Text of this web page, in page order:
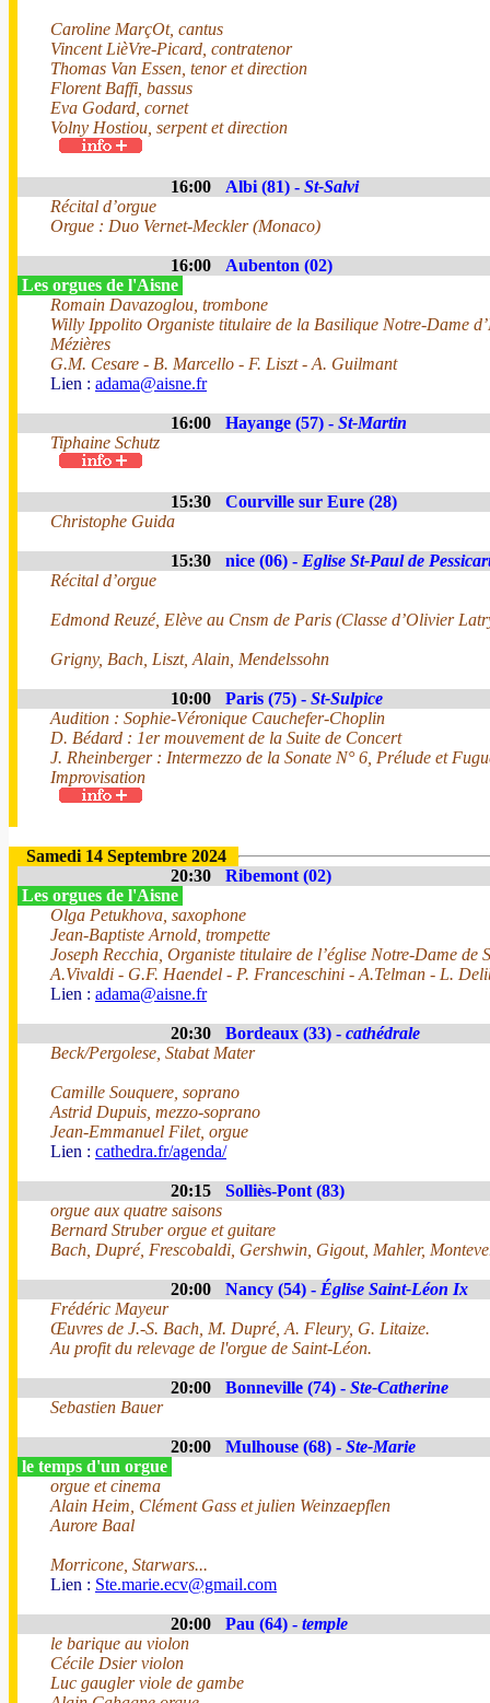
Caroline MarçOt, cantus
Vincent LièVre-Picard, contratenor
Thomas Van Essen, tenor et direction
Florent Baffi, bassus
Eva Godard, cornet
Volny Hostiou, serpent et direction
16:00 Albi (81) - St-Salvi
Récital d’orgue
Orgue : Duo Vernet-Meckler (Monaco)
16:00
Aubenton (02)
Les orgues de l'Aisne
Romain Davazoglou, trombone
Willy Ippolito Organiste titulaire de la Basilique Notre-Dame
Mézières
G.M. Cesare - B. Marcello - F. Liszt - A. Guilmant
Lien : adama@aisne.fr
16:00 Hayange (57) - St-Martin
Tiphaine Schutz
15:30
Courville sur Eure (28)
Christophe Guida
15:30 nice (06) - Eglise St-Paul de
Récital d’orgue
Edmond Reuzé, Elève au Cnsm de Paris (Classe d’Olivier
Grigny, Bach, Liszt, Alain, Mendelssohn
10:00 Paris (75) - St-Sulpice
Audition : Sophie-Véronique Cauchefer-Choplin
D. Bédard : 1er mouvement de la Suite de Concert
J. Rheinberger : Intermezzo de la Sonate N° 6, Prélude et
Improvisation
Samedi 14 Septembre 2024
20:30
Ribemont (02)
Les orgues de l'Aisne
Olga Petukhova, saxophone
Jean-Baptiste Arnold, trompette
Joseph Recchia, Organiste titulaire de l’église Notre-Dame de
A.Vivaldi - G.F. Haendel - P. Franceschini - A.Telman - L.
Lien : adama@aisne.fr
20:30 Bordeaux (33) - cathédrale
Beck/Pergolese, Stabat Mater
Camille Souquere, soprano
Astrid Dupuis, mezzo-soprano
Jean-Emmanuel Filet, orgue
Lien : cathedra.fr/agenda/
20:15
Solliès-Pont (83)
orgue aux quatre saisons
Bernard Struber orgue et guitare
Bach, Dupré, Frescobaldi, Gershwin, Gigout, Mahler,
20:00 Nancy (54) - Église Saint-Léon Ix
Frédéric Mayeur
Œuvres de J.-S. Bach, M. Dupré, A. Fleury, G. Litaize.
Au profit du relevage de l'orgue de Saint-Léon.
20:00 Bonneville (74) - Ste-Catherine
Sebastien Bauer
20:00 Mulhouse (68) - Ste-Marie
le temps d'un orgue
orgue et cinema
Alain Heim, Clément Gass et julien Weinzaepflen
Aurore Baal
Morricone, Starwars...
Lien : Ste.marie.ecv@gmail.com
20:00 Pau (64) - temple
le barique au violon
Cécile Dsier violon
Luc gaugler viole de gambe